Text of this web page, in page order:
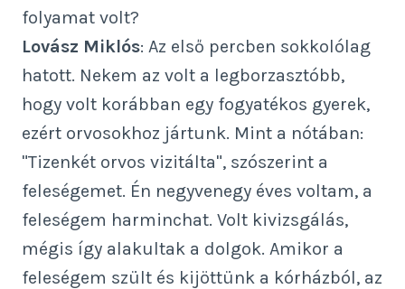
folyamat volt?
Lovász Miklós: Az első percben sokkolólag
hatott. Nekem az volt a legborzasztóbb,
hogy volt korábban egy fogyatékos gyerek,
ezért orvosokhoz jártunk. Mint a nótában:
"Tizenkét orvos vizitálta", szószerint a
feleségemet. Én negyvenegy éves voltam, a
feleségem harminchat. Volt kivizsgálás,
mégis így alakultak a dolgok. Amikor a
feleségem szült és kijöttünk a kórházból, az